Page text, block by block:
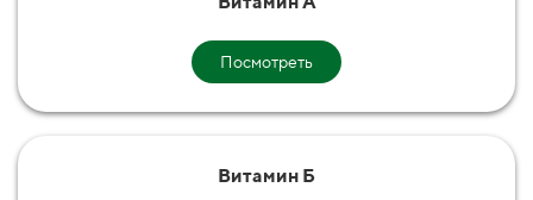
Посмотреть
Витамин Б